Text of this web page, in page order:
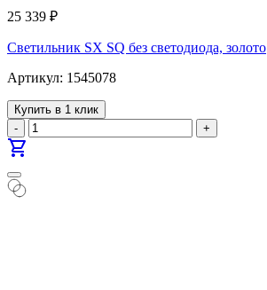
25 339 ₽
Светильник SX SQ без светодиода, золото
Артикул: 1545078
Купить в 1 клик
-
+
shopping_cart